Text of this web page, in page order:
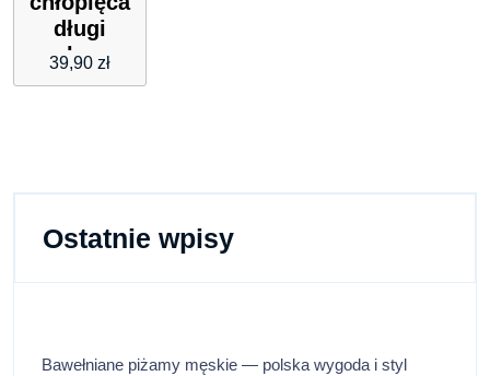
długi
rękaw,
biała,
39,90 zł
Ostatnie wpisy
Bawełniane piżamy męskie — polska wygoda i styl